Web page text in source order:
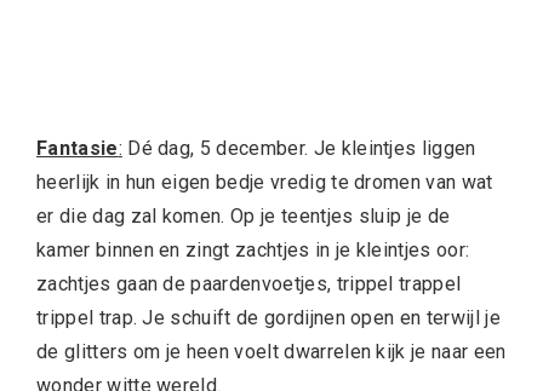
Fantasie: Dé dag, 5 december. Je kleintjes liggen
heerlijk in hun eigen bedje vredig te dromen van wat
er die dag zal komen. Op je teentjes sluip je de
kamer binnen en zingt zachtjes in je kleintjes oor:
zachtjes gaan de paardenvoetjes, trippel trappel
trippel trap. Je schuift de gordijnen open en terwijl je
de glitters om je heen voelt dwarrelen kijk je naar een
wonder witte wereld.